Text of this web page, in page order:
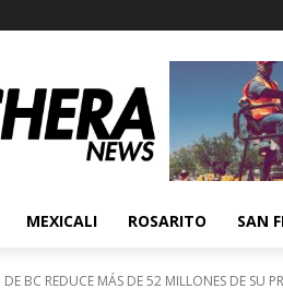
MEXICALI ROSARITO SAN
BC REDUCE MÁS DE 52 MILLONES DE SU